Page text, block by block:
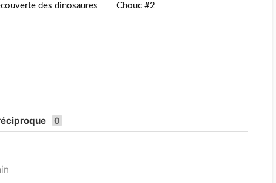
des dinosaures
Chouc #2
0